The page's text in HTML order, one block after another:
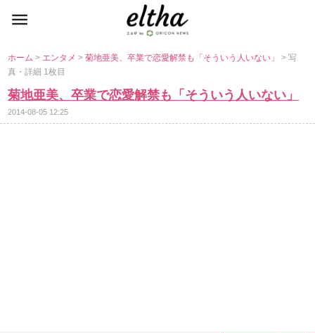
ホーム> エンタメ>菊地亜美、卒業で恋愛解禁も「そういう人いない」> 写
真・詳細 1枚目
菊地亜美、卒業で恋愛解禁も「そういう人いない」
2014-08-05 12:25